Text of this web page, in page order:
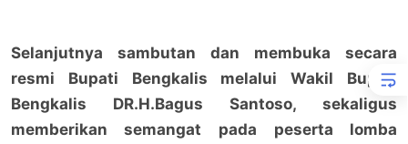
Selanjutnya sambutan dan membuka secara
resmi Bupati Bengkalis melalui Wakil Bupati
Bengkalis DR.H.Bagus Santoso, sekaligus
memberikan semangat pada peserta lomba